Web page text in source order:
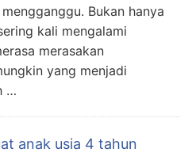
Bukan hanya
kali mengalami
merasakan
yang menjadi
…
anak usia 4 tahun